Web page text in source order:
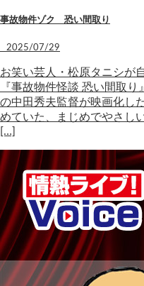
事故物件ゾク 恐い間取り
2025/07/29
お笑い芸人・松原タニシが
『事故物件怪談 恐い間取り
の中田秀夫監督が映画化し
めていた、まじめでやさし
[…]